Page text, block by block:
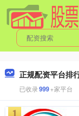
正规配资平台排
已收录999+家平台